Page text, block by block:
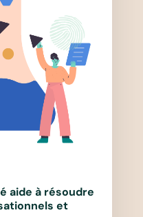
aide à résoudre
et